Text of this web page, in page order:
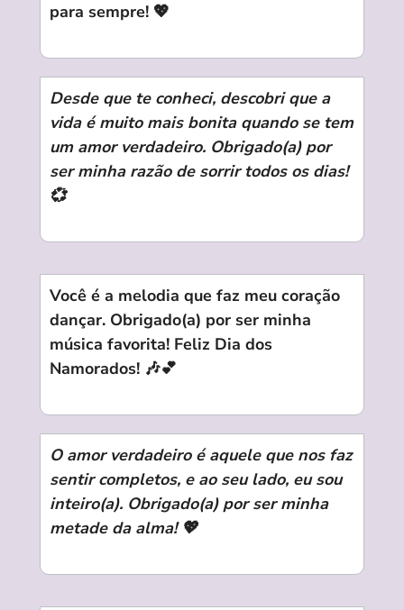
para sempre! 💖
Desde que te conheci, descobri que a
vida é muito mais bonita quando se tem
um amor verdadeiro. Obrigado(a) por
ser minha razão de sorrir todos os dias!
💞
Você é a melodia que faz meu coração
dançar. Obrigado(a) por ser minha
música favorita! Feliz Dia dos
Namorados! 🎶💕
O amor verdadeiro é aquele que nos faz
sentir completos, e ao seu lado, eu sou
inteiro(a). Obrigado(a) por ser minha
metade da alma! 💖